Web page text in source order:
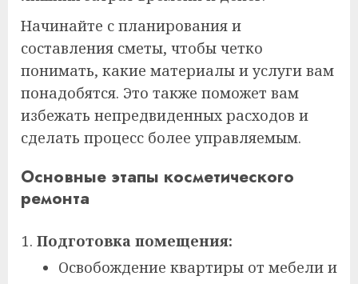
Начинайте с планирования и
составления сметы, чтобы четко
понимать, какие материалы и услуги вам
понадобятся. Это также поможет вам
избежать непредвиденных расходов и
сделать процесс более управляемым.
Основные этапы косметического
ремонта
Подготовка помещения:
Освобождение квартиры от мебели и